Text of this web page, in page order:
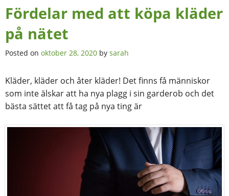
Fördelar med att köpa kläder
på nätet
Posted on oktober 28, 2020 by sarah
Kläder, kläder och åter kläder! Det finns få människor
som inte älskar att ha nya plagg i sin garderob och det
bästa sättet att få tag på nya ting är